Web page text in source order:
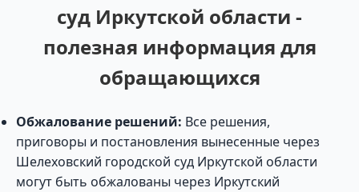
суд Иркутской области -
полезная информация для
обращающихся
Обжалование решений: Все решения,
приговоры и постановления вынесенные через
Шелеховский городской суд Иркутской области
могут быть обжалованы через Иркутский